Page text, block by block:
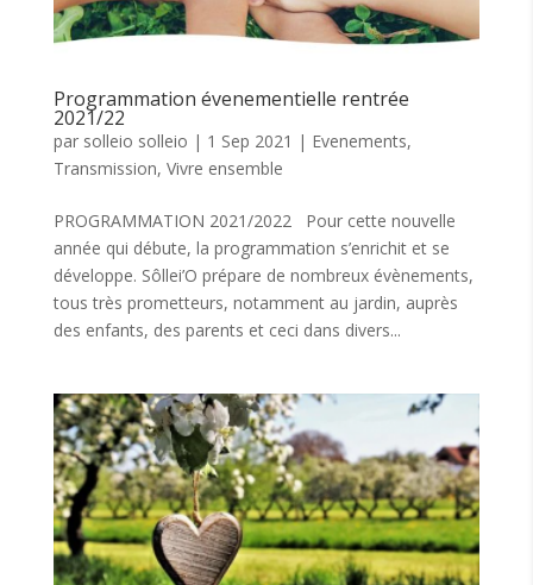
Programmation évenementielle rentrée
2021/22
par solleio solleio | 1 Sep 2021 | Evenements,
Transmission, Vivre ensemble
PROGRAMMATION 2021/2022 Pour cette nouvelle
année qui débute, la programmation s’enrichit et se
développe. Sôllei’O prépare de nombreux évènements,
tous très prometteurs, notamment au jardin, auprès
des enfants, des parents et ceci dans divers...